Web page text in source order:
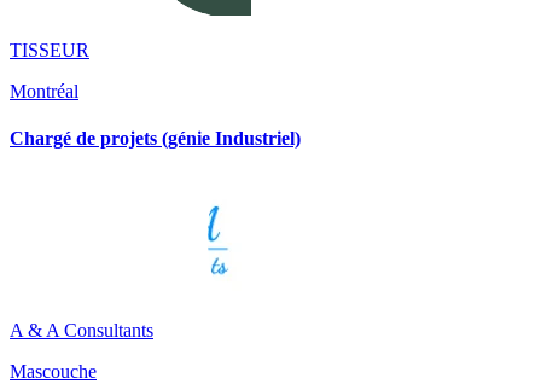
TISSEUR
Montréal
Chargé de projets (génie Industriel)
A & A Consultants
Mascouche